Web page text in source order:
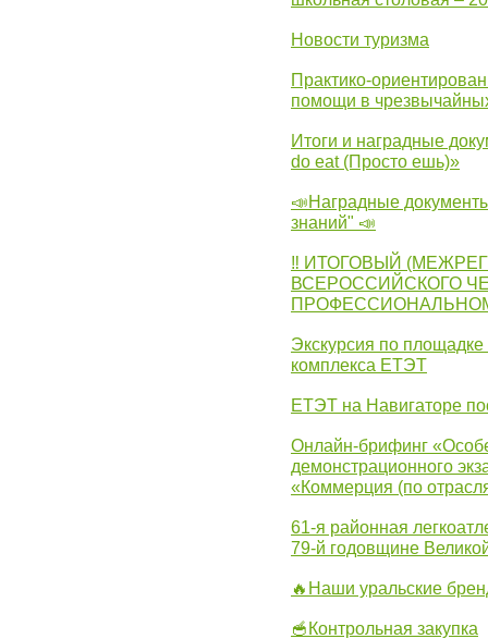
Новости туризма
Практико-
помощи в
Итоги и наградные
do eat (Просто ешь)»
📣Наградные
знаний" 📣
‼ ИТОГОВЫЙ
ВСЕРОССИЙСКОГО
Экскурсия по
комплекса ЕТЭТ
ЕТЭТ на Навигаторе
Онлайн-брифинг
демонстрационного
«Коммерция (по
61-я районная
79-й годовщине
🔥Наши уральские
🥣Контрольная закупка